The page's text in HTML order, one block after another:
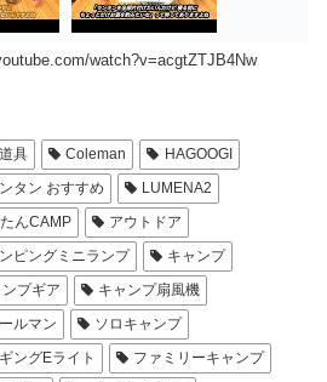
watch?v=acgtZTJB4Nw
具 Coleman
HAGOOGI
タン おすすめ
LUMENA2
んCAMP
アウトドア
ピングミニランプ
キャンプ
プギア
キャンプ扇風機
ルマン
ソロキャンプ
ングEライト
ファミリーキャンプ